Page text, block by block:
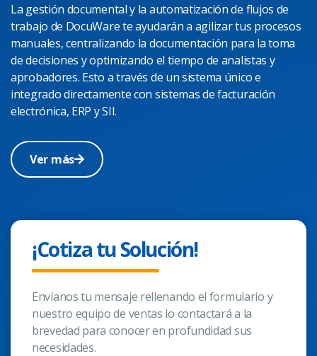
La gestión documental y la automatización de flujos de
trabajo de DocuWare te ayudarán a agilizar tus procesos
manuales, centralizando la documentación para la toma
de decisiones y optimizando el tiempo de analistas y
aprobadores. Esto a través de un sistema único e
integrado directamente con sistemas de facturación
electrónica, ERP y SII.
Ver más
¡Cotiza tu Solución!
Envíanos tu mensaje rellenando el formulario y
nuestro equipo de ventas lo contactará a la
brevedad para conocer en profundidad sus
necesidades.